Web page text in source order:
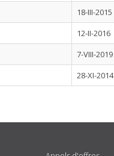
18-III-2015
12-II-2016
7-VIII-2019
28-XI-2014